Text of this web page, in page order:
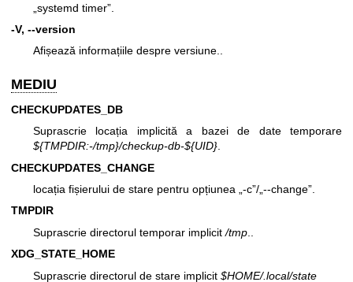
„systemd timer”.
-V, --version
Afișează informațiile despre versiune..
MEDIU
CHECKUPDATES_DB
Suprascrie locația implicită a bazei de date temporare
${TMPDIR:-/tmp}/checkup-db-${UID}
CHECKUPDATES_CHANGE
locația fișierului de stare pentru opțiunea „-c”/„--change”.
TMPDIR
Suprascrie directorul temporar implicit/tmp
XDG_STATE_HOME
Suprascrie directorul de stare implicit $HOME/.local/state